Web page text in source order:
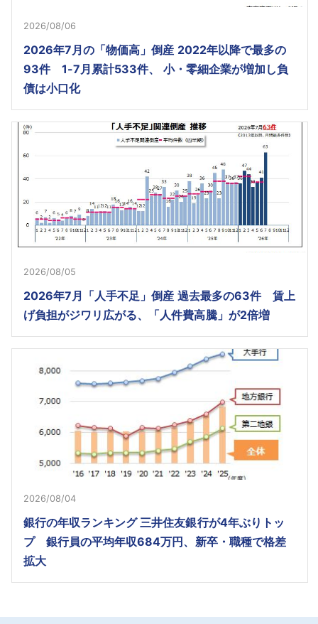
2026/08/06
2026年7月の「物価高」倒産 2022年以降で最多の
93件 1-7月累計533件、 小・零細企業が増加し負
債は小口化
2026/08/05
2026年7月「人手不足」倒産 過去最多の63件 賃上
げ負担がジワリ広がる、「人件費高騰」が2倍増
2026/08/04
銀行の年収ランキング 三井住友銀行が4年ぶりトッ
プ 銀行員の平均年収684万円、新卒・職種で格差
拡大